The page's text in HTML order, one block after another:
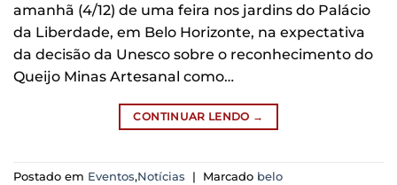
amanhã (4/12) de uma feira nos jardins do Palácio
da Liberdade, em Belo Horizonte, na expectativa
da decisão da Unesco sobre o reconhecimento do
Queijo Minas Artesanal como…
CONTINUAR LENDO →
Postado em Eventos,Notícias | Marcado belo